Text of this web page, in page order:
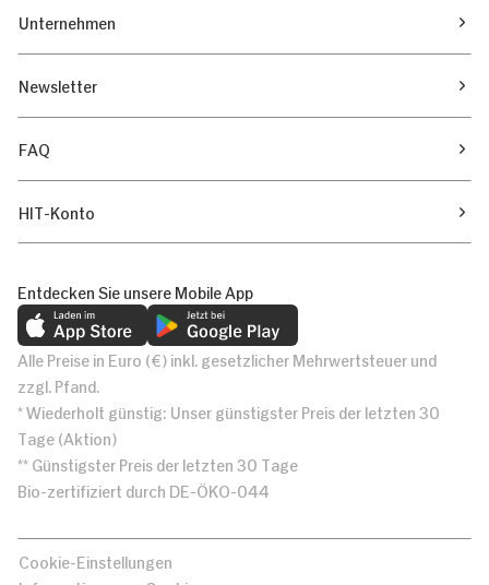
Unternehmen
Newsletter
FAQ
HIT-Konto
Entdecken Sie unsere Mobile App
Alle Preise in Euro (€) inkl. gesetzlicher Mehrwertsteuer und
zzgl. Pfand.
* Wiederholt günstig: Unser günstigster Preis der letzten 30
Tage (Aktion)
** Günstigster Preis der letzten 30 Tage
Bio-zertifiziert durch DE-ÖKO-044
Cookie-Einstellungen